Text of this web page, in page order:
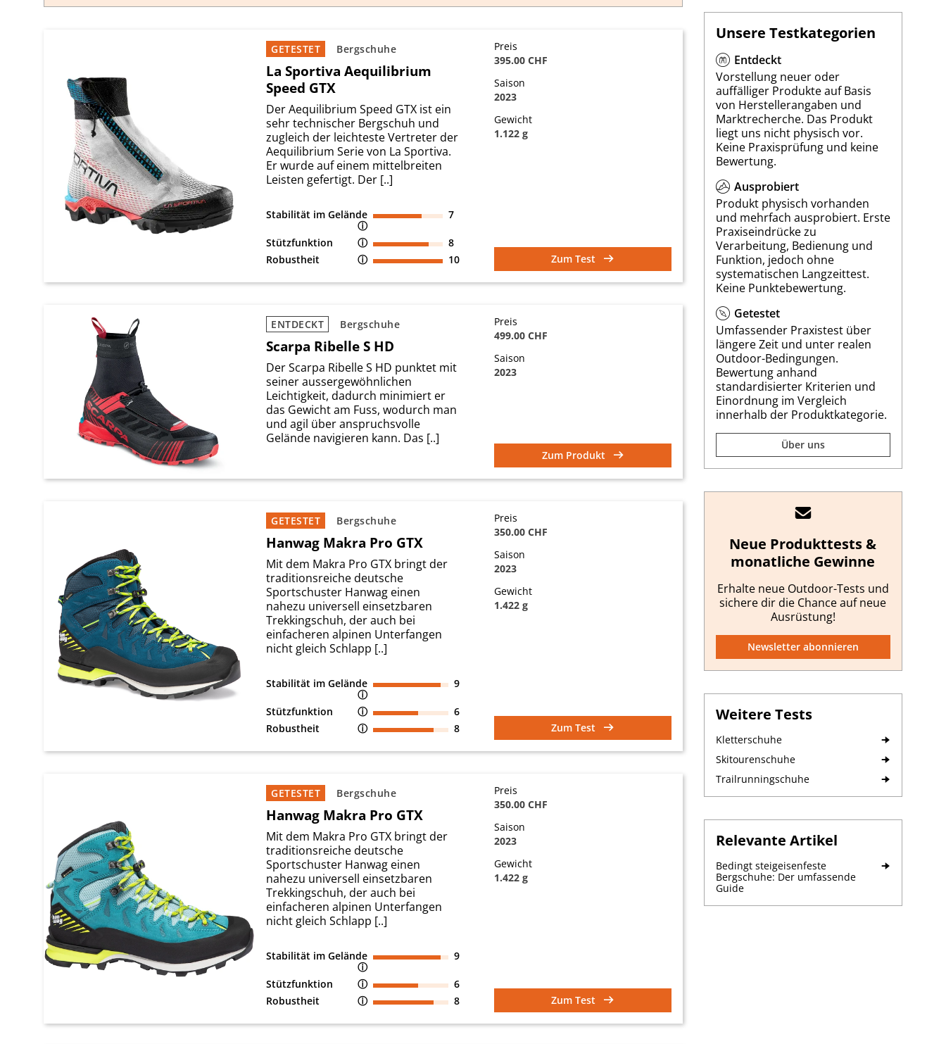
Bergschuhe
GETESTET
La Sportiva Aequilibrium
Speed GTX
Der Aequilibrium Speed GTX ist ein
sehr technischer Bergschuh und
zugleich der leichteste Vertreter der
Aequilibrium Serie von La Sportiva.
Er wurde auf einem mittelbreiten
Leisten gefertigt. Der [..]
Stabilität im Gelände
ⓘ
7
Stützfunktion ⓘ
8
Robustheit
ⓘ 10
Preis
395.00 CHF
Saison
2023
Gewicht
1.122 g
Zum Test
Bergschuhe
ENTDECKT
Scarpa Ribelle S HD
Der Scarpa Ribelle S HD punktet mit
seiner aussergewöhnlichen
Leichtigkeit, dadurch minimiert er
das Gewicht am Fuss, wodurch man
und agil über anspruchsvolle
Gelände navigieren kann. Das [..]
Preis
499.00 CHF
Saison
2023
Zum Produkt
Bergschuhe
GETESTET
Hanwag Makra Pro GTX
Mit dem Makra Pro GTX bringt der
traditionsreiche deutsche
Sportschuster Hanwag einen
nahezu universell einsetzbaren
Trekkingschuh, der auch bei
einfacheren alpinen Unterfangen
nicht gleich Schlapp [..]
Stabilität im Gelände
ⓘ
9
Stützfunktion ⓘ
6
Robustheit
ⓘ 8
Preis
350.00 CHF
Saison
2023
Gewicht
1.422 g
Zum Test
Bergschuhe
GETESTET
Hanwag Makra Pro GTX
Mit dem Makra Pro GTX bringt der
traditionsreiche deutsche
Sportschuster Hanwag einen
nahezu universell einsetzbaren
Trekkingschuh, der auch bei
einfacheren alpinen Unterfangen
nicht gleich Schlapp [..]
Stabilität im Gelände
ⓘ
9
Stützfunktion ⓘ
6
Robustheit
ⓘ 8
Preis
350.00 CHF
Saison
2023
Gewicht
1.422 g
Zum Test
Unsere Testkategorien
Entdeckt
Vorstellung neuer oder
auffälliger Produkte auf Basis
von Herstellerangaben und
Marktrecherche. Das Produkt
liegt uns nicht physisch vor.
Keine Praxisprüfung und keine
Bewertung.
Ausprobiert
Produkt physisch vorhanden
und mehrfach ausprobiert. Erste
Praxiseindrücke zu
Verarbeitung, Bedienung und
Funktion, jedoch ohne
systematischen Langzeittest.
Keine Punktebewertung.
Getestet
Umfassender Praxistest über
längere Zeit und unter realen
Outdoor-Bedingungen.
Bewertung anhand
standardisierter Kriterien und
Einordnung im Vergleich
innerhalb der Produktkategorie.
Über uns
Neue Produkttests &
monatliche Gewinne
Erhalte neue Outdoor-Tests und
sichere dir die Chance auf neue
Ausrüstung!
Newsletter abonnieren
Weitere Tests
Kletterschuhe
Skitourenschuhe
Trailrunningschuhe
Relevante Artikel
Bedingt steigeisenfeste
Bergschuhe: Der umfassende
Guide